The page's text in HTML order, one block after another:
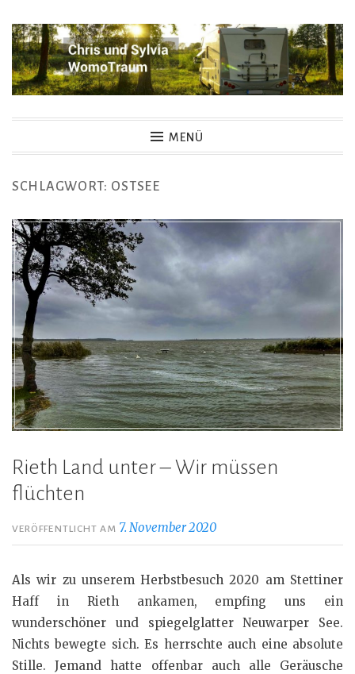
Zum
Inhalt
springen
Womotraum – Chris und
MENÜ
SCHLAGWORT: OSTSEE
Rieth Land unter – Wir müssen
flüchten
VERÖFFENTLICHT AM 7. November 2020
Als wir zu unserem Herbstbesuch 2020 am Stettiner
Haff in Rieth ankamen, empfing uns ein
wunderschöner und spiegelglatter Neuwarper See.
Nichts bewegte sich. Es herrschte auch eine absolute
Stille. Jemand hatte offenbar auch alle Geräusche